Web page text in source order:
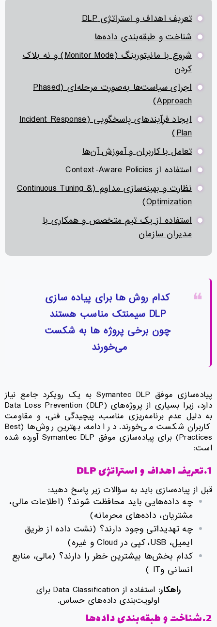
تعریف اهداف و استراتژی DLP
شناخت و طبقه‌بندی داده‌ها
شروع با مانیتورینگ (Monitor Mode) و نه بلاک
کردن
اجرای سیاست‌ها به‌صورت مرحله‌ای (Phased
Approach)
ایجاد فرآیندهای پاسخگویی (Incident Response
Plan)
تعامل با کاربران و آموزش آن‌ها
استفاده از Context-Aware Policies
نظارت و بهینه‌سازی مداوم (Continuous Tuning &
Optimization)
استفاده از یک تیم متخصص و همکاری با
مدیران سازمان
کدام روش ها برای پیاده سازی
DLP سیمنتک مناسب هستند
چون برخی پروژه ها به شکست
می‌خورند
پیاده‌سازی موفق Symantec DLP به یک رویکرد جامع نیاز
دارد، زیرا بسیاری از پروژه‌های Data Loss Prevention (DLP)
به دلیل عدم برنامه‌ریزی مناسب، پیچیدگی فنی، و مقاومت
کاربران شکست می‌خورند. در ادامه، بهترین روش‌ها (Best
Practices) برای پیاده‌سازی موفق Symantec DLP آورده شده
است:
1.تعریف اهداف و استراتژی DLP
قبل از پیاده‌سازی باید به سؤالات زیر پاسخ دهید:
چه داده‌هایی باید محافظت شوند؟ (اطلاعات مالی،
مشتریان، داده‌های محرمانه)
چه تهدیداتی وجود دارند؟ (نشت داده از طریق
ایمیل، USB، کپی در Cloud و غیره)
کدام بخش‌ها بیشترین خطر را دارند؟ (مالی، منابع
انسانی وIT )
راهکار
: استفاده از Data Classification برای
اولویت‌بندی داده‌های حساس.
2.شناخت و طبقه‌بندی داده‌ها